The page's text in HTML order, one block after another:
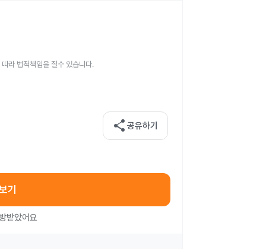
라 법적책임을 질수 있습니다.
share 공유하기
기
받았어요